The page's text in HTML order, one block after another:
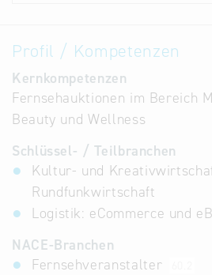
Profil / Kompetenzen
Kernkompetenzen
Fernsehauktionen im Bereich
Beauty und Wellness
Schlüssel- / Teilbranchen
Kultur- und
Rundfunkwirtschaft
Logistik: eCommerce und
NACE-Branchen
Fernsehveranstalter